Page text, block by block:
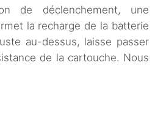
de déclenchement, une
la recharge de la batterie
au-dessus, laisse passer
de la cartouche. Nous